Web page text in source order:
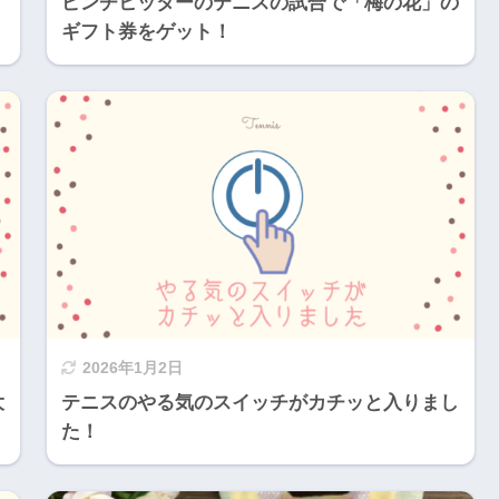
ギフト券をゲット！
2026年1月2日
テニスのやる気のスイッチがカチッと入りまし
た！